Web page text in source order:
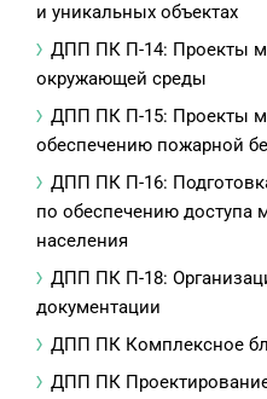
и уникальных объектах
ДПП ПК П-14: Проекты
окружающей среды
ДПП ПК П-15: Проекты
обеспечению пожарной
ДПП ПК П-16:
по обеспечению доступа
населения
ДПП ПК П-18:
документации
ДПП ПК Комплексное
ДПП ПК